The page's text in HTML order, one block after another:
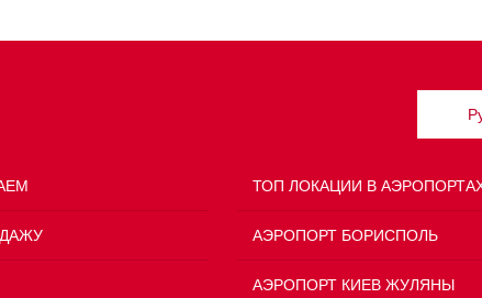
ТОП ЛОКАЦИИ В
АЭРОПОРТ БОРИСПОЛЬ
АЭРОПОРТ КИЕВ ЖУЛЯНЫ